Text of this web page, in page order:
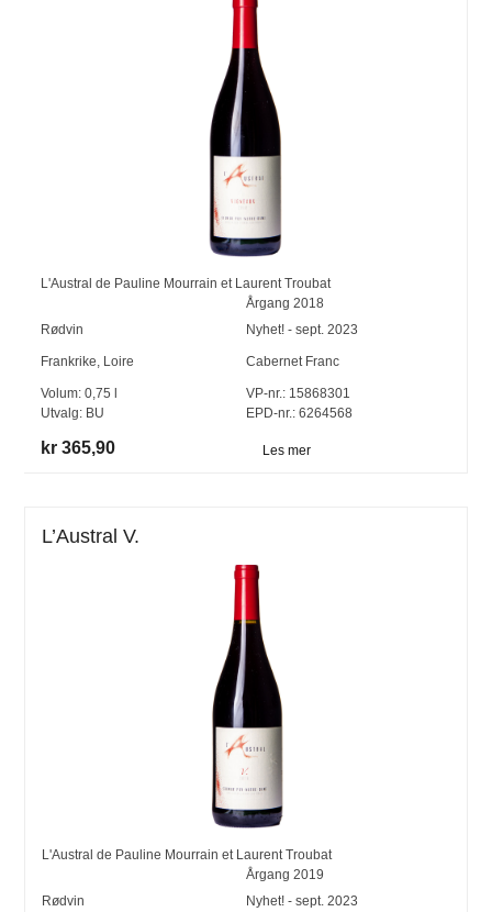
L'Austral de Pauline Mourrain et Laurent Troubat
Årgang 2018
Rødvin
Nyhet! - sept. 2023
Frankrike, Loire Cabernet Franc
Volum:0,75
Utvalg: BU
VP-nr.:15868301
EPD-nr.: 6264568
kr 365,90 Les mer
L’Austral V.
L'Austral de Pauline Mourrain et Laurent Troubat
Årgang 2019
Rødvin
Nyhet! - sept. 2023